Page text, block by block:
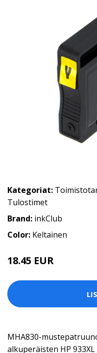
Kategoriat:
Tulostimet
Brand: inkClub
Color: Keltainen
18.45 EUR
MHA830-
alkuperäisten HP